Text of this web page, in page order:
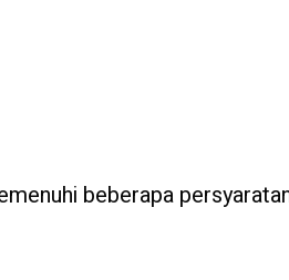
beberapa